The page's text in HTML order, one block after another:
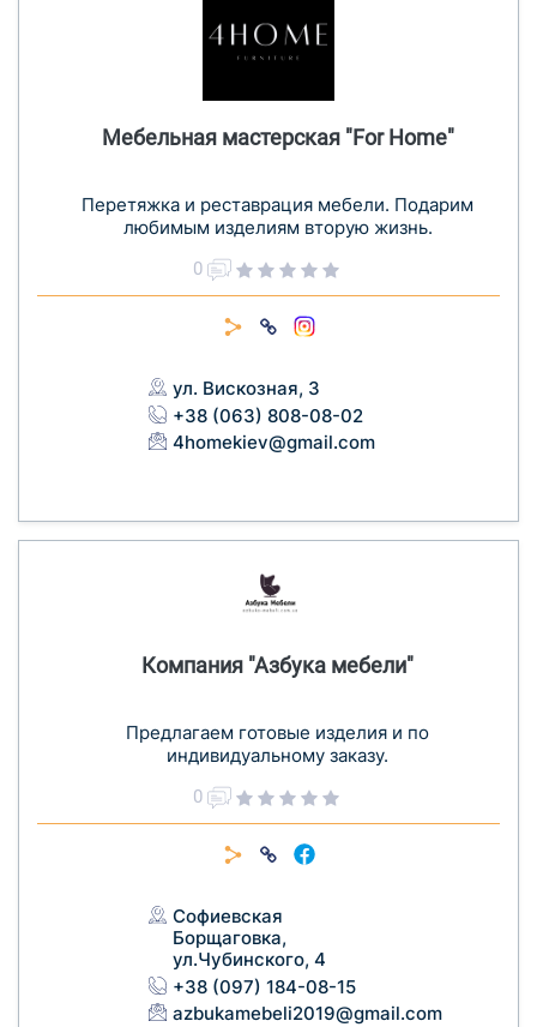
Мебельная мастерская "For Home"
Перетяжка и реставрация мебели. Подарим
любимым изделиям вторую жизнь.
0
ул. Вискозная, 3
+38 (063) 808-08-02
4homekiev@gmail.com
Компания "Азбука мебели"
Предлагаем готовые изделия и по
индивидуальному заказу.
0
Софиевская
Борщаговка,
ул.Чубинского, 4
+38 (097) 184-08-15
azbukamebeli2019@gmail.com